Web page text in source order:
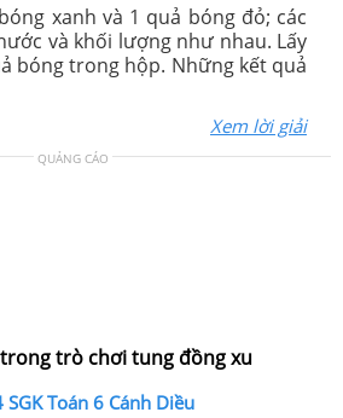
xanh và 1 quả bóng đỏ; các
và khối lượng như nhau. Lấy
bóng trong hộp. Những kết quả
Xem lời giải
QUẢNG CÁO
trò chơi tung đồng xu
Toán 6 Cánh Diều